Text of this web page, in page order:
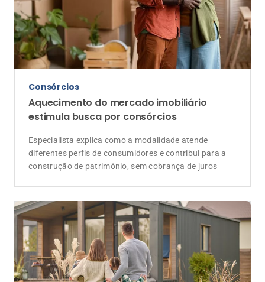
Consórcios
Aquecimento do mercado imobiliário
estimula busca por consórcios
Especialista explica como a modalidade atende
diferentes perfis de consumidores e contribui para a
construção de patrimônio, sem cobrança de juros